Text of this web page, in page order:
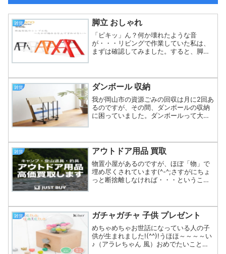
雑貨 脚立 おしゃれ
「ピキッ」ん？何か壊れたような音
が・・・リビングで作業していた私は、
まずは確認してみました。すると、脚立
むとスリムになり、取っ手もあ...
雑貨 ダンボール 収納
我が岡山市の資源ごみの回収は月に2回あ
るのですが、その間、ダンボールの収納
に困っていました。ダンボールって大き
ッカーを使用しています...
雑貨 アウトドア用品 買取
物置小屋があるのですが、ほぼ「物」で
埋め尽くされています(^-^;さすがにちょ
っと断捨離しなければ・・・ということ
椅子、シュラフ・...
雑貨 ガチャガチャ 子供 プレゼント
めちゃめちゃお世話になっている人の子
供が生まれました!(^^)!うほほ～～～～い
♪（アラレちゃん 風）おめでたいことな